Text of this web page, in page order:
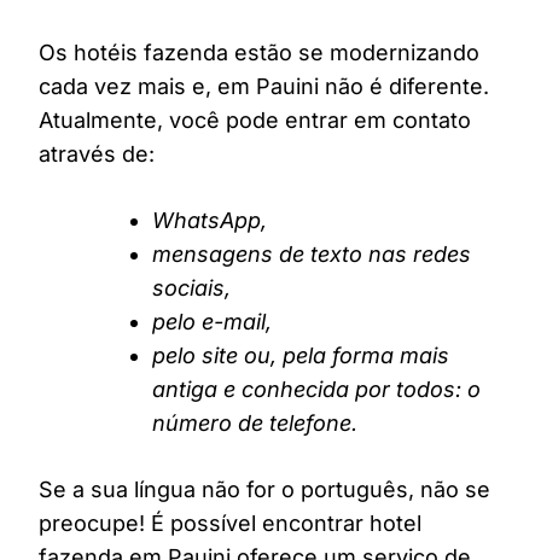
Os hotéis fazenda estão se modernizando
cada vez mais e, em Pauini não é diferente.
Atualmente, você pode entrar em contato
através de:
WhatsApp,
mensagens de texto nas redes
sociais,
pelo e-mail,
pelo site ou, pela forma mais
antiga e conhecida por todos: o
número de telefone.
Se a sua língua não for o português, não se
preocupe! É possível encontrar hotel